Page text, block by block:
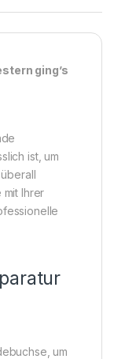
ging’s
ist, um
Ihrer
um